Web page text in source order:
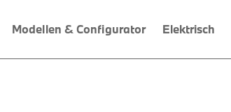
Modellen & Configurator Elektrisch